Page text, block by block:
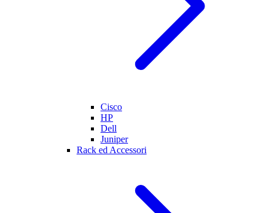
Cisco
HP
Dell
Juniper
Rack ed Accessori